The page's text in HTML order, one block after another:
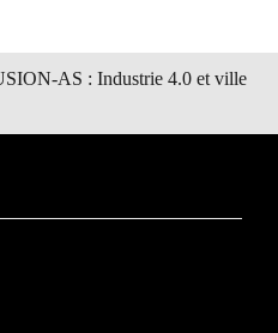
AS : Industrie 4.0 et ville